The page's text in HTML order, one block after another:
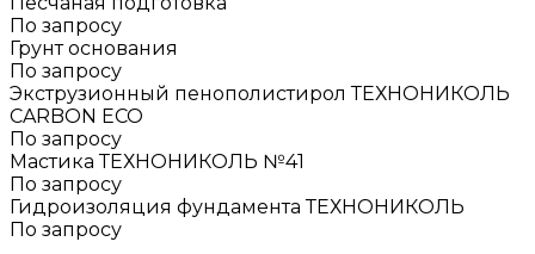
По запросу
Грунт основания
По запросу
Экструзионный пенополистирол ТЕХНОНИКОЛЬ
CARBON ECO
По запросу
Мастика ТЕХНОНИКОЛЬ №41
По запросу
Гидроизоляция фундамента ТЕХНОНИКОЛЬ
По запросу